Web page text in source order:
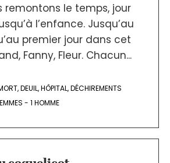
remontons le temps, jour
l’enfance. Jusqu’au
premier jour dans cet
Fanny, Fleur. Chacun...
,DEUIL,HÔPITAL,DÉCHIREMENTS
- 1 HOMME